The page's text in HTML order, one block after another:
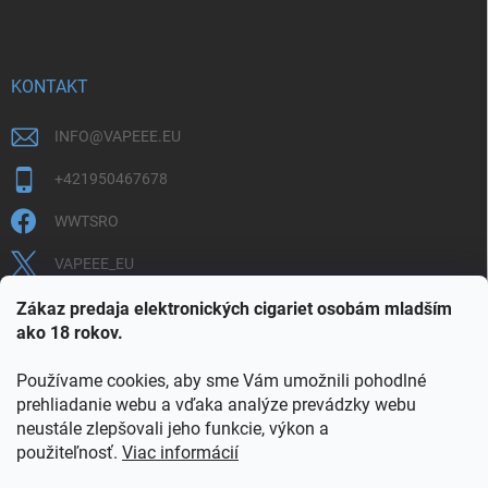
Zákaz predaja elektronických cigariet osobám mladším
ako 18 rokov.
Používame cookies, aby sme Vám umožnili pohodlné
prehliadanie webu a vďaka analýze prevádzky webu
neustále zlepšovali jeho funkcie, výkon a
použiteľnosť. Viac informácií
KONTAKT
INFO@VAPEEE.EU
+421950467678
WWTSRO
VAPEEE_EU
VAPEEE.EU
COOKIES
OBCHODNÉ PODMIENKY